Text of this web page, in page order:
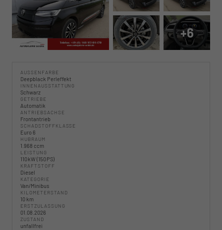
+6
AUSSENFARBE
Deepblack Perleffekt
INNENAUSSTATTUNG
Schwarz
GETRIEBE
Automatik
ANTRIEBSACHSE
Frontantrieb
SCHADSTOFFKLASSE
Euro 6
HUBRAUM
1.968 ccm
LEISTUNG
110 kW (150 PS)
KRAFTSTOFF
Diesel
KATEGORIE
Van/Minibus
KILOMETERSTAND
10 km
ERSTZULASSUNG
01.08.2026
ZUSTAND
unfallfrei